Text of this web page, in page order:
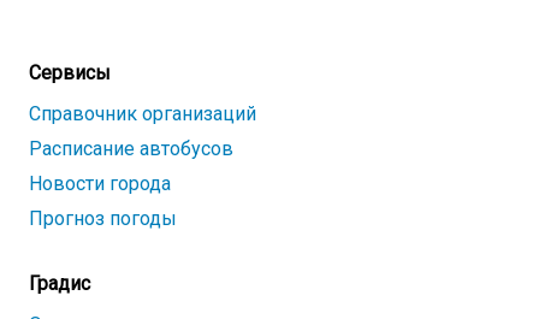
Сервисы
Справочник организаций
Расписание автобусов
Новости города
Прогноз погоды
Градис